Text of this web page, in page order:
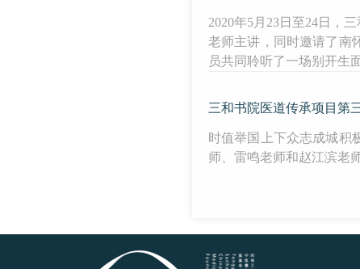
2020年5月23日至24日，
老师主讲，同时邀请了南
员共同聆听了一场别开生
三和书院医道传承项目第
时值举国上下众志成城积
师、雷鸣老师和赵江滨老